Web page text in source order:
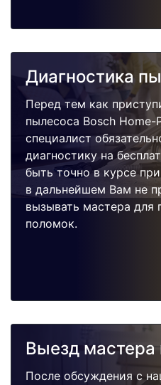
Диагностика
Перед тем как
пылесоса Bosch Home-
специалист
диагностику на
быть точно в курсе
в дальнейшем Вам не
вызывать мастера для
поломок.
Выезд мастера
После обсуждения с